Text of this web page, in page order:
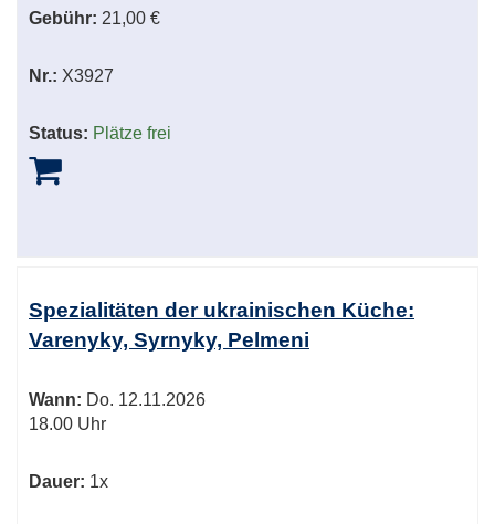
Gebühr: 21,00 €
Nr.: X3927
Status: Plätze frei
Spezialitäten der ukrainischen Küche:
Varenyky, Syrnyky, Pelmeni
Wann: Do. 12.11.2026
18.00 Uhr
Dauer: 1x